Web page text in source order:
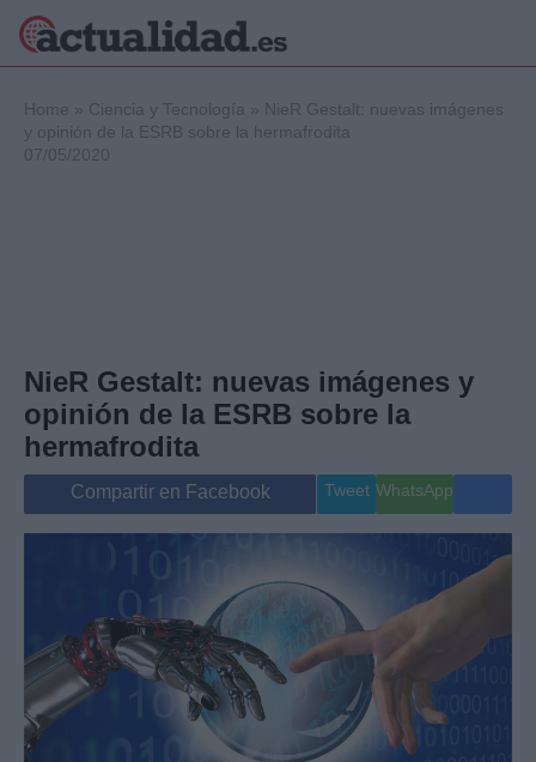
Internacional
Viajes
Gente
Musica
Home » Ciencia y Tecnología » NieR Gestalt: nuevas imágenes
y opinión de la ESRB sobre la hermafrodita
07/05/2020
NieR Gestalt: nuevas imágenes y
opinión de la ESRB sobre la
hermafrodita
Compartir en Facebook Tweet WhatsApp